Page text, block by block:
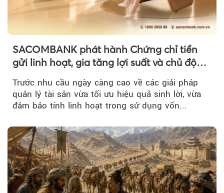
SACOMBANK phát hành Chứng chỉ tiền
gửi linh hoạt, gia tăng lợi suất và chủ động
Trước nhu cầu ngày càng cao về các giải pháp
quản lý tài sản vừa tối ưu hiệu quả sinh lời, vừa
đảm bảo tính linh hoạt trong sử dụng vốn...